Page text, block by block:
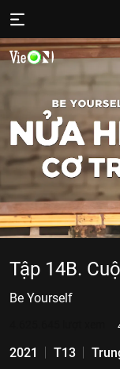
Tập 14B.
Be Yourself
2021 T13